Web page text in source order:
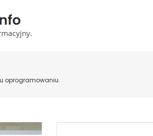
oprogramowaniu